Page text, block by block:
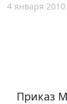
4 января 2010
Приказ